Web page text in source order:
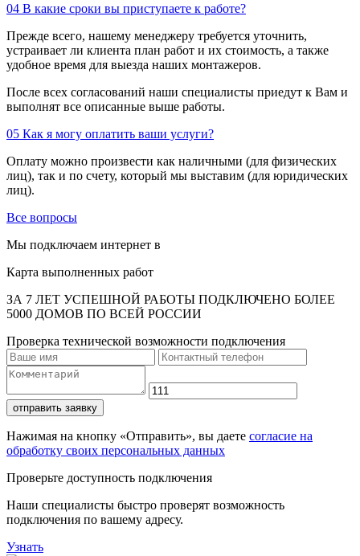
04 В какие сроки вы приступаете к работе?
Прежде всего, нашему менеджеру требуется уточнить,
устраивает ли клиента план работ и их стоимость, а также
удобное время для выезда наших монтажеров.
После всех согласований наши специалисты приедут к Вам и
выполнят все описанные выше работы.
05 Как я могу оплатить ваши услуги?
Оплату можно произвести как наличными (для физических
лиц), так и по счету, который мы выставим (для юридических
лиц).
Все вопросы
Мы подключаем интернет в
Карта выполненных работ
ЗА 7 ЛЕТ УСПЕШНОЙ РАБОТЫ ПОДКЛЮЧЕНО БОЛЕЕ
5000 ДОМОВ ПО ВСЕЙ РОССИИ
Проверка технической возможности подключения
отправить заявку
Нажимая на кнопку «Отправить», вы даете согласие на
обработку своих персональных данных
Проверьте доступность подключения
Наши специалисты быстро проверят возможность
подключения по вашему адресу.
Узнать